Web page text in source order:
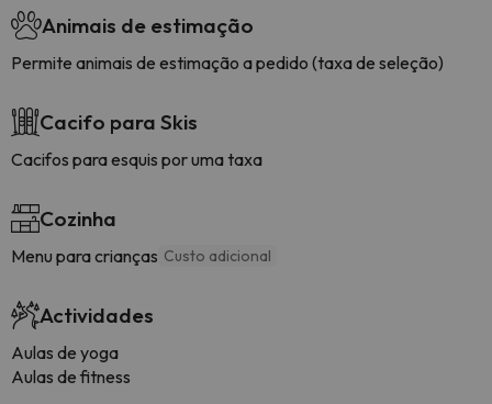
Animais de estimação
Permite animais de estimação a pedido (taxa de seleção)
Cacifo para Skis
Cacifos para esquis por uma taxa
Cozinha
Menu para crianças Custo adicional
Actividades
Aulas de yoga
Aulas de fitness